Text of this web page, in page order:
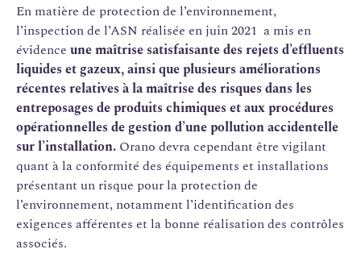
En matière de protection de l’environnement,
l’inspection de l’ASN réalisée en juin 2021 a mis en
évidence une maîtrise satisfaisante des rejets d’effluents
liquides et gazeux, ainsi que plusieurs améliorations
récentes relatives à la maîtrise des risques dans les
entreposages de produits chimiques et aux procédures
opérationnelles de gestion d’une pollution accidentelle
sur l’installation. Orano devra cependant être vigilant
quant à la conformité des équipements et installations
présentant un risque pour la protection de
l’environnement, notamment l’identification des
exigences afférentes et la bonne réalisation des contrôles
associés.